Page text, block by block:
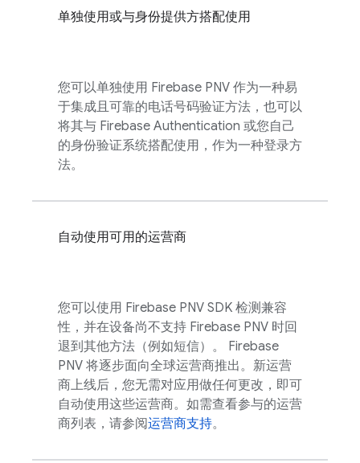
单独使用或与身份提供方搭配使用
您可以单独使用 Firebase PNV 作为一种易
于集成且可靠的电话号码验证方法，也可以
将其与 Firebase Authentication 或您自己
的身份验证系统搭配使用，作为一种登录方
法。
自动使用可用的运营商
您可以使用 Firebase PNV SDK 检测兼容
性，并在设备尚不支持 Firebase PNV 时回
退到其他方法（例如短信）。 Firebase
PNV 将逐步面向全球运营商推出。新运营
商上线后，您无需对应用做任何更改，即可
自动使用这些运营商。如需查看参与的运营
商列表，请参阅运营商支持。